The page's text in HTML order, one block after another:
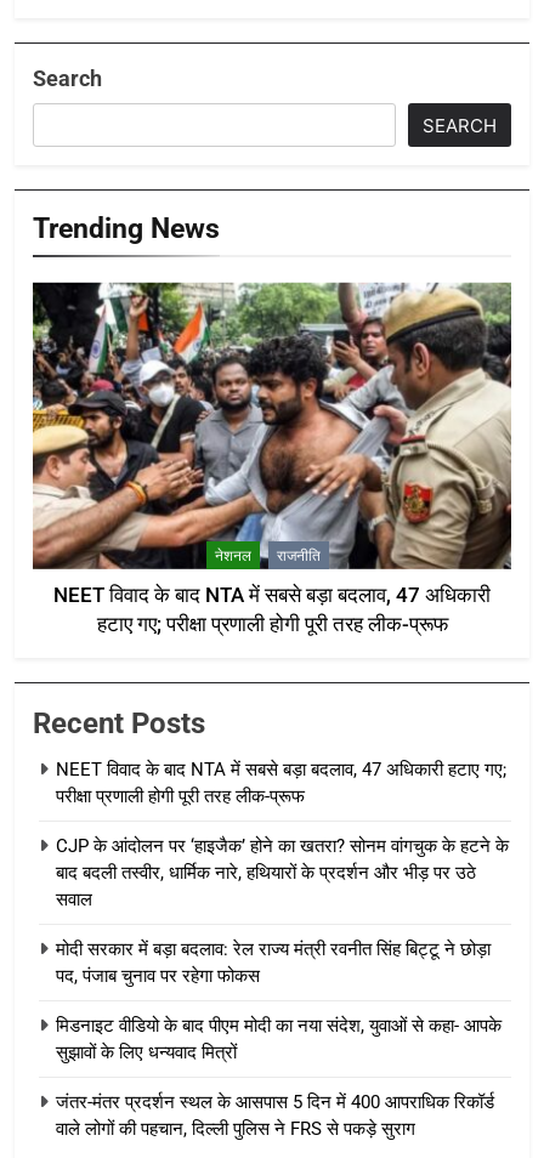
Search
SEARCH
Trending News
नेशनल राजनीति
NEET विवाद के बाद NTA में सबसे बड़ा बदलाव, 47 अधिकारी
हटाए गए; परीक्षा प्रणाली होगी पूरी तरह लीक-प्रूफ
Recent Posts
NEET विवाद के बाद NTA में सबसे बड़ा बदलाव, 47 अधिकारी हटाए गए;
परीक्षा प्रणाली होगी पूरी तरह लीक-प्रूफ
CJP के आंदोलन पर ‘हाइजैक’ होने का खतरा? सोनम वांगचुक के हटने के
बाद बदली तस्वीर, धार्मिक नारे, हथियारों के प्रदर्शन और भीड़ पर उठे
सवाल
मोदी सरकार में बड़ा बदलाव: रेल राज्य मंत्री रवनीत सिंह बिट्टू ने छोड़ा
पद, पंजाब चुनाव पर रहेगा फोकस
मिडनाइट वीडियो के बाद पीएम मोदी का नया संदेश, युवाओं से कहा- आपके
सुझावों के लिए धन्यवाद मित्रों
जंतर-मंतर प्रदर्शन स्थल के आसपास 5 दिन में 400 आपराधिक रिकॉर्ड
वाले लोगों की पहचान, दिल्ली पुलिस ने FRS से पकड़े सुराग